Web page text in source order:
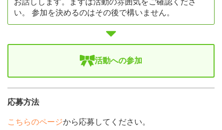
お話しします。まずは活動の雰囲気をご確認くださ
い。 参加を決めるのはその後で構いません。
活動への参加
応募方法
こちらのページから応募してください。